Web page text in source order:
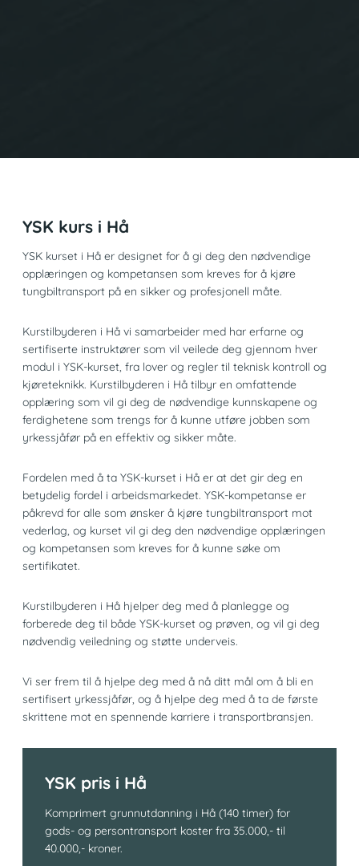
YSK kurs i Hå
YSK kurset i Hå er designet for å gi deg den nødvendige
opplæringen og kompetansen som kreves for å kjøre
tungbiltransport på en sikker og profesjonell måte.
Kurstilbyderen i Hå vi samarbeider med har erfarne og
sertifiserte instruktører som vil veilede deg gjennom hver
modul i YSK-kurset, fra lover og regler til teknisk kontroll og
kjøreteknikk. Kurstilbyderen i Hå tilbyr en omfattende
opplæring som vil gi deg de nødvendige kunnskapene og
ferdighetene som trengs for å kunne utføre jobben som
yrkessjåfør på en effektiv og sikker måte.
Fordelen med å ta YSK-kurset i Hå er at det gir deg en
betydelig fordel i arbeidsmarkedet. YSK-kompetanse er
påkrevd for alle som ønsker å kjøre tungbiltransport mot
vederlag, og kurset vil gi deg den nødvendige opplæringen
og kompetansen som kreves for å kunne søke om
sertifikatet.
Kurstilbyderen i Hå hjelper deg med å planlegge og
forberede deg til både YSK-kurset og prøven, og vil gi deg
nødvendig veiledning og støtte underveis.
Vi ser frem til å hjelpe deg med å nå ditt mål om å bli en
sertifisert yrkessjåfør, og å hjelpe deg med å ta de første
skrittene mot en spennende karriere i transportbransjen.
YSK pris i Hå
Komprimert grunnutdanning i Hå (140 timer) for
gods- og persontransport koster fra 35.000,- til
40.000,- kroner.